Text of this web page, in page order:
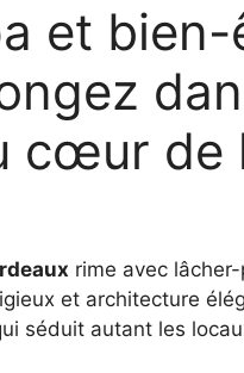
et bien-
cœur de
rime avec
et architecture
séduit autant les